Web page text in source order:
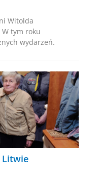
Witolda
W tym roku
wydarzeń.
Litwie